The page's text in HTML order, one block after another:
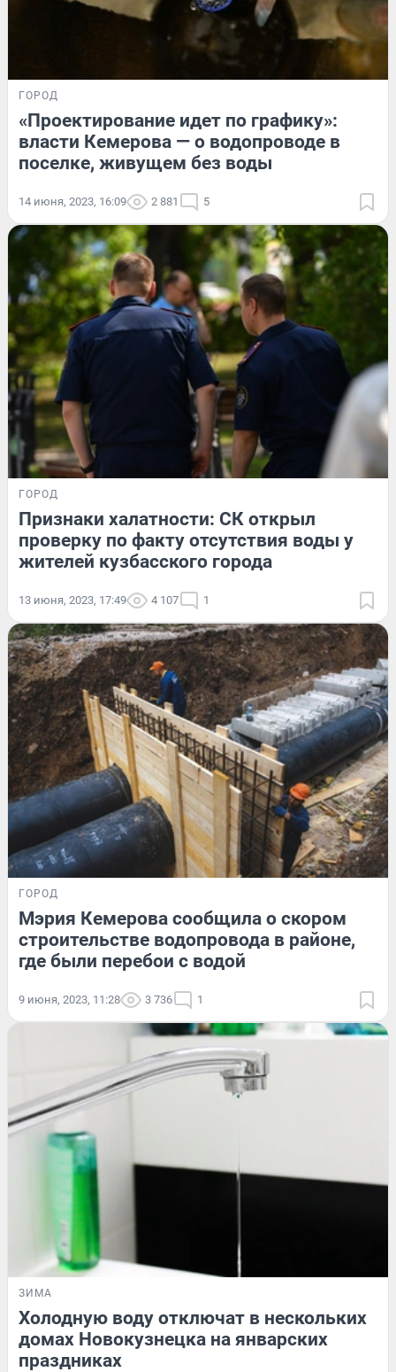
ГОРОД
«Проектирование идет по графику»:
власти Кемерова — о водопроводе в
поселке, живущем без воды
14 июня, 2023, 16:09 2 881 5
ГОРОД
Признаки халатности: СК открыл
проверку по факту отсутствия воды у
жителей кузбасского города
13 июня, 2023, 17:49 4 107 1
ГОРОД
Мэрия Кемерова сообщила о скором
строительстве водопровода в районе,
где были перебои с водой
9 июня, 2023, 11:28 3 736 1
ЗИМА
Холодную воду отключат в нескольких
домах Новокузнецка на январских
праздниках